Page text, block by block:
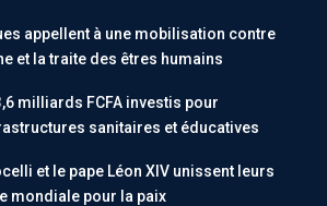
appellent à une mobilisation contre
et la traite des êtres humains
milliards FCFA investis pour
sanitaires et éducatives
et le pape Léon XIV unissent leurs
mondiale pour la paix